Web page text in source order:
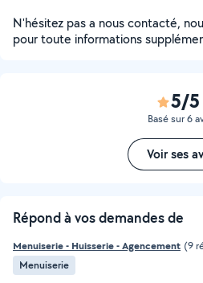
N'hésitez pas a nous contacté,
pour toute informations
5/5
Basé sur 6
Voir ses
Répond à vos demandes de
Menuiserie - Huisserie - Agencement (9
Menuiserie